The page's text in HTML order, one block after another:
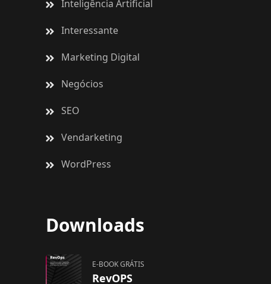
Inteligência Artificial
Interessante
Marketing Digital
Negócios
SEO
Vendarketing
WordPress
Downloads
E-BOOK GRÁTIS
RevOPS